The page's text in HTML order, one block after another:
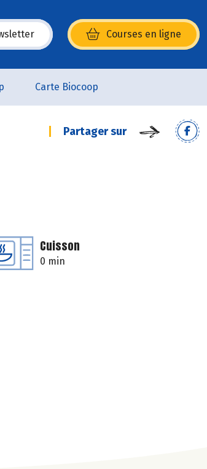
Courses en ligne
une nouvelle fenêtre)
Carte Biocoop
Partager sur
Cuisson
0 min